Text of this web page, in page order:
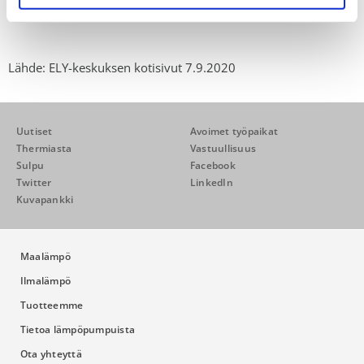
Lähde: ELY-keskuksen kotisivut 7.9.2020
Uutiset
Avoimet työpaikat
Thermiasta
Vastuullisuus
Sulpu
Facebook
Twitter
LinkedIn
Kuvapankki
Maalämpö
Ilmalämpö
Tuotteemme
Tietoa lämpöpumpuista
Ota yhteyttä